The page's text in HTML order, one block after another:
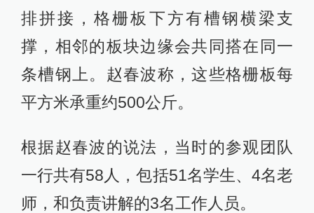
排拼接，格栅板下方有槽钢横梁支
撑，相邻的板块边缘会共同搭在同一
条槽钢上。赵春波称，这些格栅板每
平方米承重约500公斤。
根据赵春波的说法，当时的参观团队
一行共有58人，包括51名学生、4名老
师，和负责讲解的3名工作人员。